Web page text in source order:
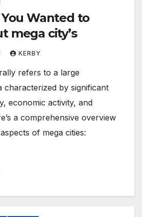
Wanted to
mega city’s
KERBY
refers to a large
characterized by significant
economic activity, and
a comprehensive overview
of mega cities: